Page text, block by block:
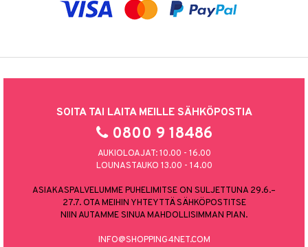
SOITA TAI LAITA MEILLE SÄHKÖPOSTIA
0800 9 18486
AUKIOLOAJAT: 10.00 - 16.00
LOUNASTAUKO 13.00 - 14.00
ASIAKASPALVELUMME PUHELIMITSE ON SULJETTUNA 29.6.–
27.7. OTA MEIHIN YHTEYTTÄ SÄHKÖPOSTITSE
NIIN AUTAMME SINUA MAHDOLLISIMMAN PIAN.
INFO@SHOPPING4NET.COM